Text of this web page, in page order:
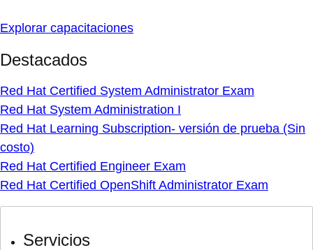
Explorar capacitaciones
Destacados
Red Hat Certified System Administrator Exam
Red Hat System Administration I
Red Hat Learning Subscription- versión de prueba (Sin
costo)
Red Hat Certified Engineer Exam
Red Hat Certified OpenShift Administrator Exam
Servicios